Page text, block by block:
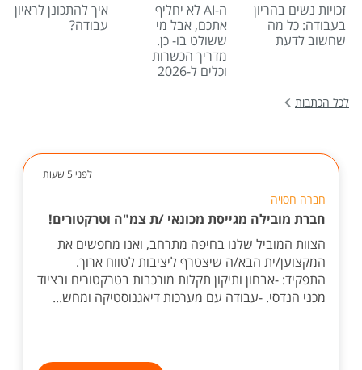
זכויות נשים בהריון
בעבודה: כל מה
שחשוב לדעת
ה-AI לא יחליף
אתכם, אבל מי
ששולט בו- כן.
מדריך הכשרות
וכלים ל-2026
איך להתכונן לראיון
עבודה?
לכל הכתבות
לפני 5 שעות
חברה חסויה
חברת מובילה מגייסת מכונאי /ת צמ"ה וטרקטורים!
הצוות המוביל שלנו בחיפה מתרחב, ואנו מחפשים את
המקצוען/ית הבא/ה שיצטרף ליציבות לטווח ארוך.
התפקיד: -אבחון ותיקון תקלות מורכבות בטרקטורים ובציוד
מכני הנדסי. -עבודה עם מערכות דיאגנוסטיקה ומחש...